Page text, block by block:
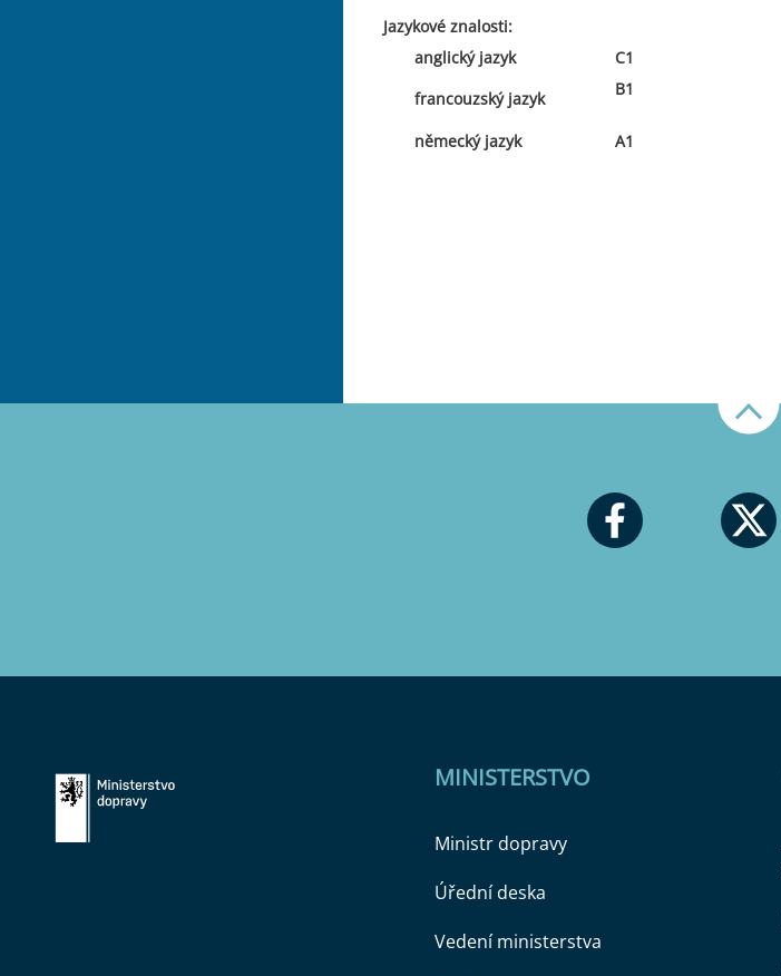
Jazykové znalosti:
anglický jazyk
C1
francouzský jazyk
B1
německý jazyk A1
MINISTERSTVO
Ministr dopravy
Úřední deska
Vedení ministerstva